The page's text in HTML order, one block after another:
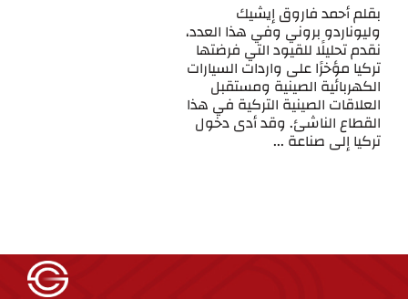
بقلم أحمد فاروق إيشيك
وليوناردو بروني وفي هذا العدد،
نقدم تحليلًا للقيود التي فرضتها
تركيا مؤخرًا على واردات السيارات
الكهربائية الصينية ومستقبل
العلاقات الصينية التركية في هذا
القطاع الناشئ. وقد أدى دخول
تركيا إلى صناعة ...